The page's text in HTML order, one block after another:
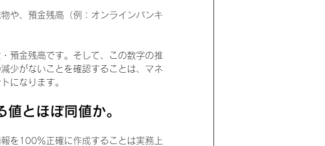
や、預金残高（例：オンラインバンキ
預金残高です。そして、この数字の推
少がないことを確認することは、マネ
になります。
とほぼ同値か。
を100％正確に作成することは実務上